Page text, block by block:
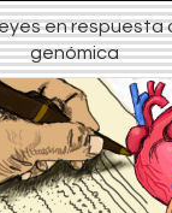
en respuesta
genómica